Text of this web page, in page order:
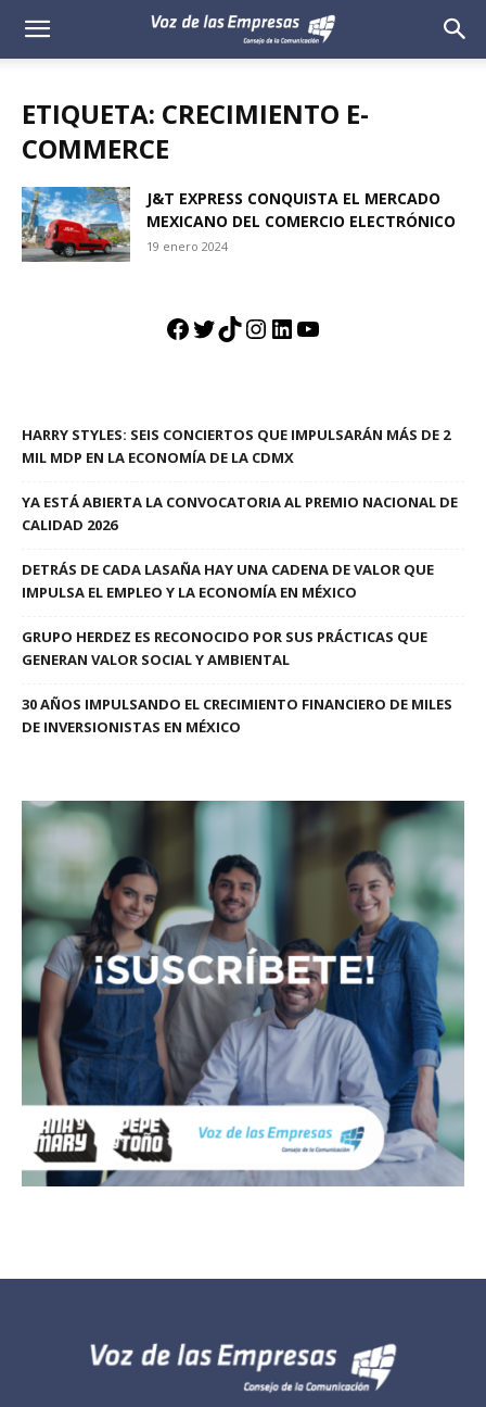
Voz
Empresas
ETIQUETA: CRECIMIENTO E-
COMMERCE
J&T EXPRESS CONQUISTA EL MERCADO
MEXICANO DEL COMERCIO ELECTRÓNICO
19 enero 2024
Facebook
Twitter
TikTok
Instagram
LinkedIn
YouTube
HARRY STYLES: SEIS CONCIERTOS QUE IMPULSARÁN MÁS DE 2
MIL MDP EN LA ECONOMÍA DE LA CDMX
YA ESTÁ ABIERTA LA CONVOCATORIA AL PREMIO NACIONAL DE
CALIDAD 2026
DETRÁS DE CADA LASAÑA HAY UNA CADENA DE VALOR QUE
IMPULSA EL EMPLEO Y LA ECONOMÍA EN MÉXICO
GRUPO HERDEZ ES RECONOCIDO POR SUS PRÁCTICAS QUE
GENERAN VALOR SOCIAL Y AMBIENTAL
30 AÑOS IMPULSANDO EL CRECIMIENTO FINANCIERO DE MILES
DE INVERSIONISTAS EN MÉXICO